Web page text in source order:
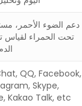
دعم الضوء الأحمر،
تحت الحمراء لقياس
QQ, Facebook,
Skype,
Kakao Talk, etc.